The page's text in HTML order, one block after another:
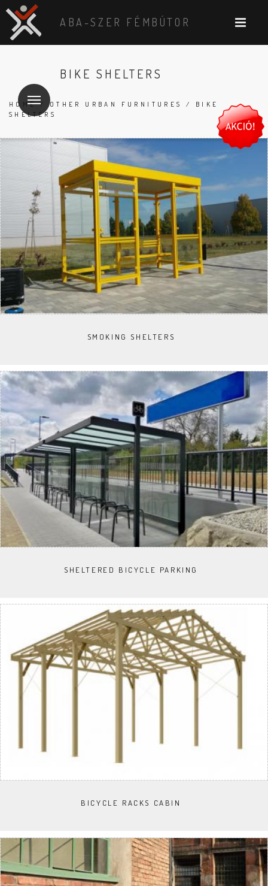
ABA-SZER FÉMBÚTOR
BIKE SHELTERS
HOME/OTHER URBAN FURNITURES
/ BIKE
SHELTERS
SMOKING SHELTERS
SHELTERED BICYCLE PARKING
BICYCLE RACKS CABIN